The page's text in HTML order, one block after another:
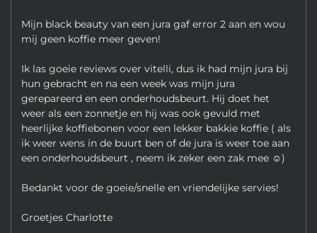
Mijn black beauty van een jura gaf error 2 aan en wou
mij geen koffie meer geven!
Ik las goeie reviews over vitelli, dus ik had mijn jura bij
hun gebracht en na een week was mijn jura
gerepareerd en een onderhoudsbeurt. Hij doet het
weer als een zonnetje en hij was ook gevuld met
heerlijke koffiebonen voor een lekker bakkie koffie ( als
ik weer wens in de buurt ben of de jura is weer toe aan
een onderhoudsbeurt , neem ik zeker een zak mee ☺️)
Bedankt voor de goeie/snelle en vriendelijke servies!
Groetjes Charlotte